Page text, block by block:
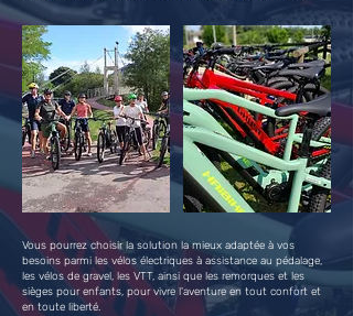
Vous pourrez choisir la solution la mieux adaptée à vos
besoins parmi les vélos électriques à assistance au pédalage,
les vélos de gravel, les VTT, ainsi que les remorques et les
sièges pour enfants, pour vivre l'aventure en tout confort et
en toute liberté.